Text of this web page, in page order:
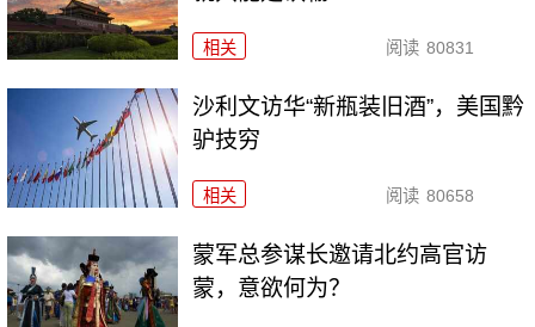
相关 阅读 80831
沙利文访华“新瓶装旧酒”，美国黔
驴技穷
相关 阅读 80658
​蒙军总参谋长邀请北约高官访
蒙，意欲何为？